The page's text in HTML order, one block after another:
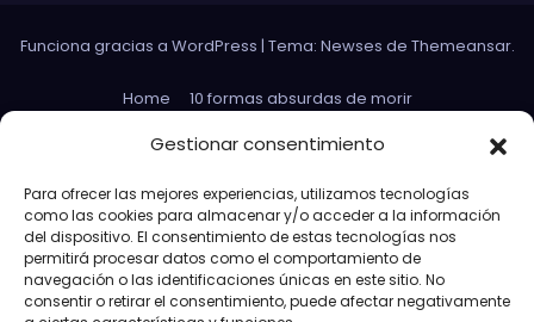
Gestionar consentimiento
Para ofrecer las mejores experiencias, utilizamos tecnologías
como las cookies para almacenar y/o acceder a la información
del dispositivo. El consentimiento de estas tecnologías nos
permitirá procesar datos como el comportamiento de
navegación o las identificaciones únicas en este sitio. No
consentir o retirar el consentimiento, puede afectar negativamente
Funciona gracias a WordPress | Tema: Newses de Themeansar.
Home
10 formas absurdas de morir
Datos curiosos que no sirven para nada
Efectos 3D con Gifs animados
El Rey Abdica
Las 30 Leyes sexuales más absurdas del mundo
Las leyes de Murphy
Lost: Curiosidades
Más información sobre las cookies